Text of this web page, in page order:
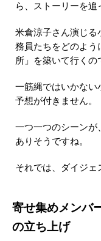
ら、ストーリーを追
米倉涼子さん演じる
務員たちをどのよう
所」を築いて行くの
一筋縄ではいかない
予想が付きません。
一つ一つのシーンが
ありそうですね。
それでは、ダイジェ
寄せ集めメンバ
の立ち上げ